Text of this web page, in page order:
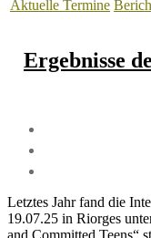
Aktuelle Termine
Ergebnisse
Letztes Jahr fand die
19.07.25 in Riorges
and Committed Teens“